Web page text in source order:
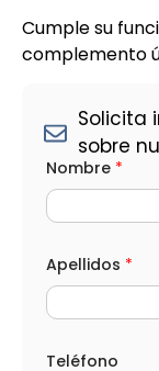
Cumple su
complemento
Solicita
sobre
Nombre *
Apellidos *
Teléfono